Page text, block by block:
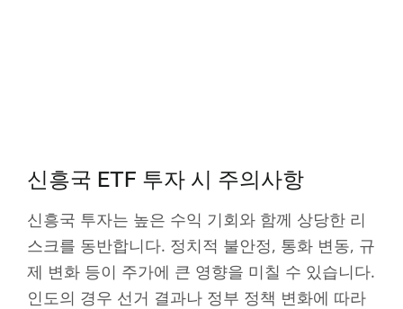
신흥국 ETF 투자 시 주의사항
신흥국 투자는 높은 수익 기회와 함께 상당한 리
스크를 동반합니다. 정치적 불안정, 통화 변동, 규
제 변화 등이 주가에 큰 영향을 미칠 수 있습니다.
인도의 경우 선거 결과나 정부 정책 변화에 따라